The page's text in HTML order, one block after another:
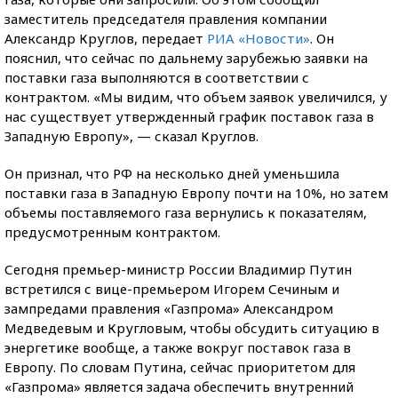
заместитель председателя правления компании
Александр Круглов, передает РИА «Новости». Он
пояснил, что сейчас по дальнему зарубежью заявки на
поставки газа выполняются в соответствии с
контрактом. «Мы видим, что объем заявок увеличился, у
нас существует утвержденный график поставок газа в
Западную Европу», — сказал Круглов.
Он признал, что РФ на несколько дней уменьшила
поставки газа в Западную Европу почти на 10%, но затем
объемы поставляемого газа вернулись к показателям,
предусмотренным контрактом.
Сегодня премьер-министр России Владимир Путин
встретился с вице-премьером Игорем Сечиным и
зампредами правления «Газпрома» Александром
Медведевым и Кругловым, чтобы обсудить ситуацию в
энергетике вообще, а также вокруг поставок газа в
Европу. По словам Путина, сейчас приоритетом для
«Газпрома» является задача обеспечить внутренний